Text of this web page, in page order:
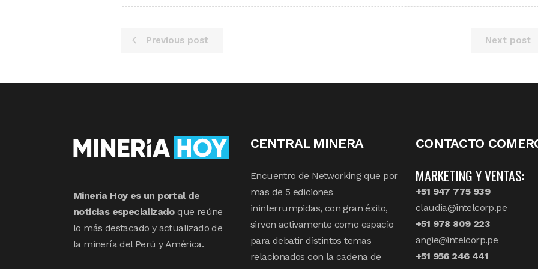
Previous post Next post
Minería Hoy es un portal de
noticias especializadoque reúne
lo más destacado y actualizado de
la minería del Perú y América.
CENTRAL MINERA
Encuentro de Networking que por
mas de 5 ediciones
ininterrumpidas, con gran éxito,
sirven activamente como espacio
para debatir distintos temas
relacionados con la cadena de
CONTACTO
MARKETING Y VENTAS:
+51 947 775 939
claudia@intelcorp.pe
+51 978 809 223
angie@intelcorp.pe
+51 956 246 441